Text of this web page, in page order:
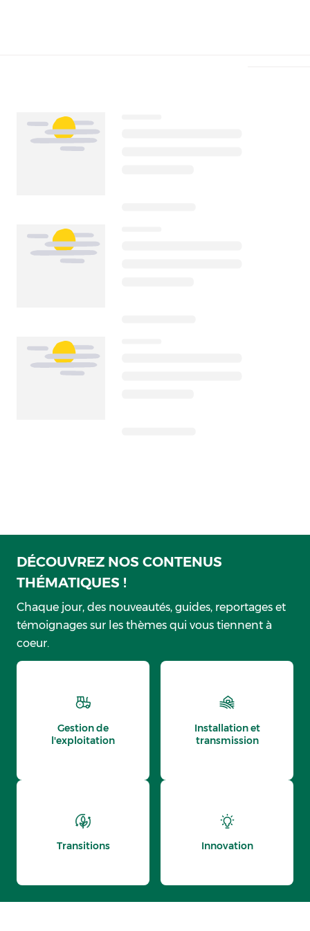
DÉCOUVREZ NOS CONTENUS
THÉMATIQUES !
Chaque jour, des nouveautés, guides, reportages et
témoignages sur les thèmes qui vous tiennent à
coeur.
Gestion de
l'exploitation
Installation et
transmission
Transitions Innovation